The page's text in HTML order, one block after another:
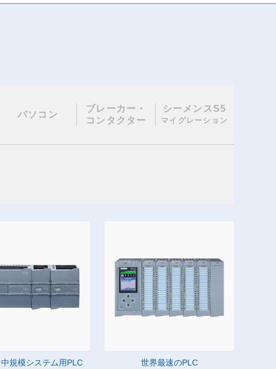
パソコン
ブレーカー・
コンタクター
シーメンスS5
マイグレーション
規模システム用PLC 世界最速のPLC